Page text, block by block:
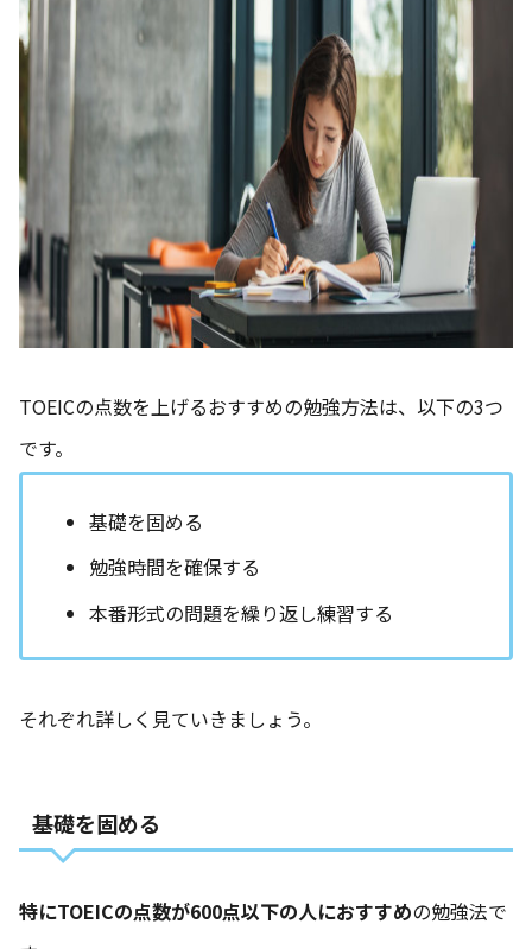
TOEICの点数を上げるおすすめの勉強方法は、以下の3つ
です。
基礎を固める
勉強時間を確保する
本番形式の問題を繰り返し練習する
それぞれ詳しく見ていきましょう。
基礎を固める
特にTOEICの点数が600点以下の人におすすめの勉強法で